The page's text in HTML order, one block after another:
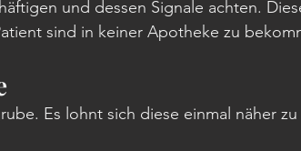
und dessen Signale achten.
sind in keiner Apotheke zu
Es lohnt sich diese einmal näher